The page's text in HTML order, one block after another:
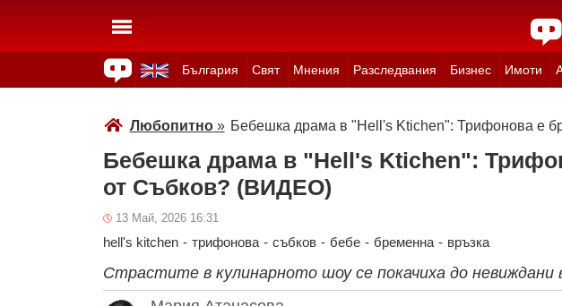
България Свят Мнения Разследвания Бизнес Имоти
Любопитно» Бебешка драма в "Hell's Ktichen": Трифонова е
Бебешка драма в "Hell's Ktichen":
от Събков? (ВИДЕО)
13 Май, 2026 16:31
hell's kitchen - трифонова - събков - бебе - бременна - връзка
Страстите в кулинарното шоу се покачиха до невиждани